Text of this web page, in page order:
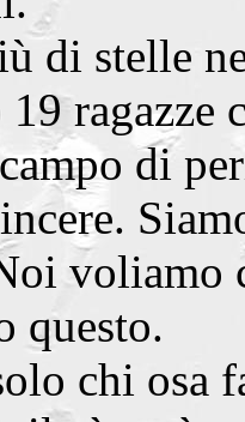
di stelle
ragazze
di
voliamo
questo.
chi osa